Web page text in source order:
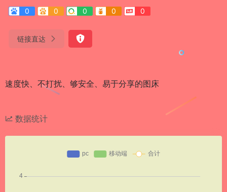
0 0 0 0 0
链接直达
速度快、不打扰、够安全、易于分享的图床
数据统计